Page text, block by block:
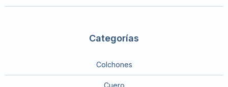
Categorías
Colchones